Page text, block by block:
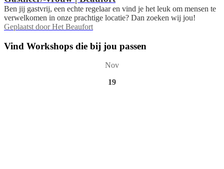
Ben jij gastvrij, een echte regelaar en vind je het leuk om mensen te
verwelkomen in onze prachtige locatie? Dan zoeken wij jou!
Geplaatst door Het Beaufort
Vind Workshops die bij jou passen
Nov
19